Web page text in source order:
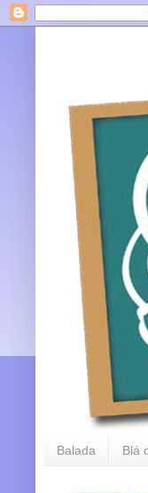
Balada Blá